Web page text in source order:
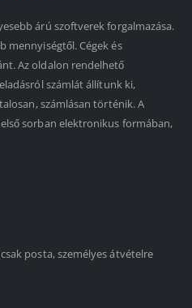
árú szoftverek forgalmazása.
mennyiségtől. Cégek és
Az oldalon rendelhető
számlát állítunk ki,
számlásan történik. A
sorban elektronikus formában,
posta, személyes átvételre